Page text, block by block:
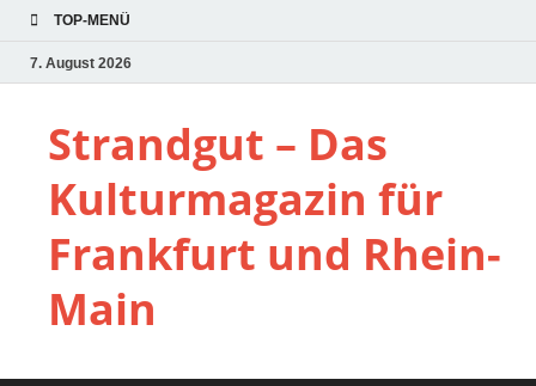
TOP-MENÜ
7. August 2026
Strandgut – Das
Kulturmagazin für
Frankfurt und Rhein-
Main